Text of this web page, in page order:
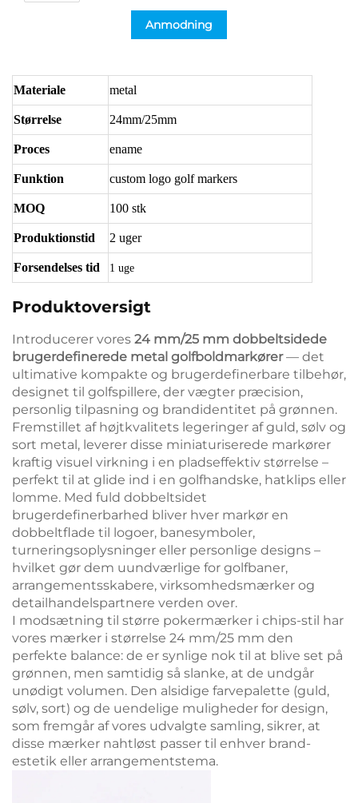
Anmodning
Materiale metal
Størrelse 24mm/25mm
Proces ename
Funktion custom logo golf markers
MOQ 100 stk
Produktionstid 2 uger
Forsendelses tid 1 uge
Produktoversigt
Introducerer vores 24 mm/25 mm dobbeltsidede
brugerdefinerede metal golfboldmarkører— det
ultimative kompakte og brugerdefinerbare tilbehør,
designet til golfspillere, der vægter præcision,
personlig tilpasning og brandidentitet på grønnen.
Fremstillet af højtkvalitets legeringer af guld, sølv og
sort metal, leverer disse miniaturiserede markører
kraftig visuel virkning i en pladseffektiv størrelse –
perfekt til at glide ind i en golfhandske, hatklips eller
lomme. Med fuld dobbeltsidet
brugerdefinerbarhed bliver hver markør en
dobbeltflade til logoer, banesymboler,
turneringsoplysninger eller personlige designs –
hvilket gør dem uundværlige for golfbaner,
arrangementsskabere, virksomhedsmærker og
detailhandelspartnere verden over.
I modsætning til større pokermærker i chips-stil har
vores mærker i størrelse 24 mm/25 mm den
perfekte balance: de er synlige nok til at blive set på
grønnen, men samtidig så slanke, at de undgår
unødigt volumen. Den alsidige farvepalette (guld,
sølv, sort) og de uendelige muligheder for design,
som fremgår af vores udvalgte samling, sikrer, at
disse mærker nahtløst passer til enhver brand-
estetik eller arrangementstema.